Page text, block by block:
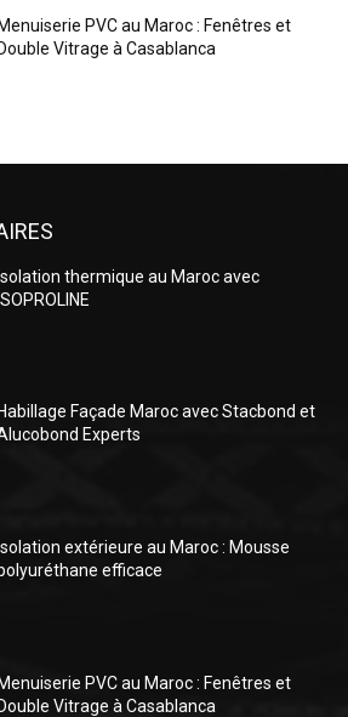
Menuiserie PVC au Maroc : Fenêtres et
Double Vitrage à Casablanca
Isolation thermique au Maroc avec
ISOPROLINE
Habillage Façade Maroc avec Stacbond et
Experts
Isolation extérieure au Maroc : Mousse
efficace
Menuiserie PVC au Maroc : Fenêtres et
Double Vitrage à Casablanca